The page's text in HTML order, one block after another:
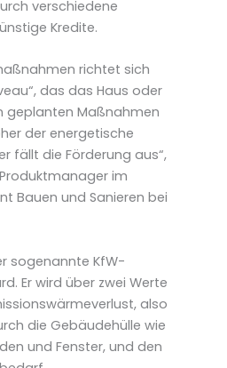
verschiedene
Kredite.
richtet sich
das das Haus oder
geplanten Maßnahmen
der energetische
fällt die Förderung aus“,
im
Bauen und Sanieren bei
sogenannte KfW-
Er wird über zwei Werte
also
die Gebäudehülle wie
und Fenster, und den